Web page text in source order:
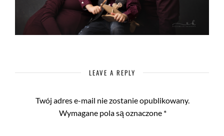
LEAVE A REPLY
Twój adres e-mail nie zostanie opublikowany.
Wymagane pola są oznaczone *